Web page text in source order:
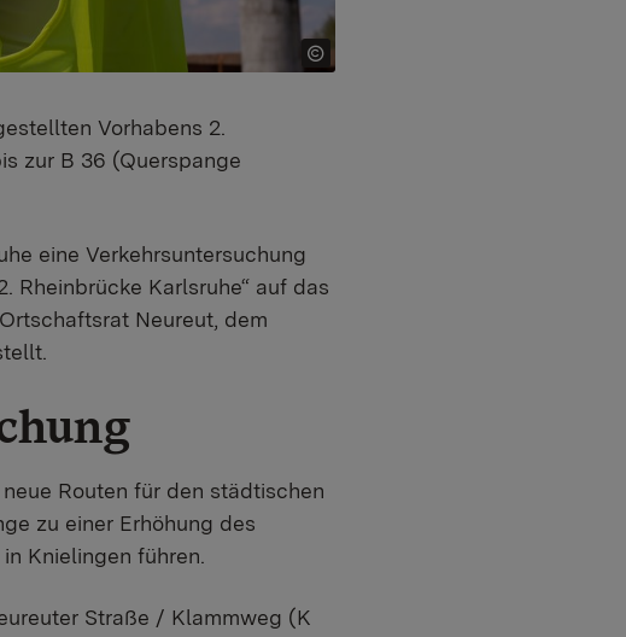
Vorhabens 2.
zur B 36 (Querspange
eine Verkehrsuntersuchung
Rheinbrücke Karlsruhe“ auf das
Neureut, dem
Routen für den städtischen
zu einer Erhöhung des
Knielingen führen.
Straße / Klammweg (K